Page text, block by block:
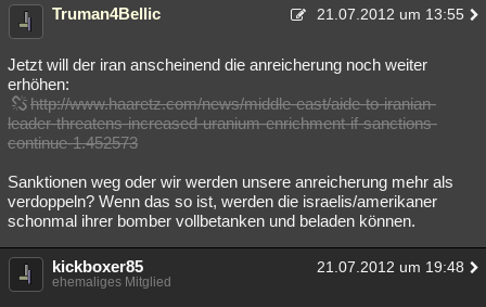
Übersichten
Besucht Teilgenommen Alle Neue Geschlossen
Lesenswert Schlüsselwörter
Truman4Bellic 21.07.2012 um 13:55
Jetzt will der iran anscheinend die anreicherung noch weiter
erhöhen:
http://www.haaretz.com/news/middle-east/aide-to-iranian-
leader-threatens-increased-uranium-enrichment-if-sanctions-
continue-1.452573
Sanktionen weg oder wir werden unsere anreicherung mehr als
verdoppeln? Wenn das so ist, werden die israelis/amerikaner
schonmal ihrer bomber vollbetanken und beladen können.
kickboxer85 21.07.2012 um 19:48
ehemaliges Mitglied